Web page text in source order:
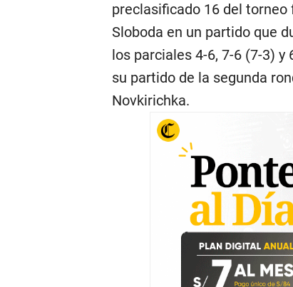
preclasificado 16 del
Sloboda en un partido que
los parciales 4-6, 7-6 (7-3)
su partido de la segunda
Novkirichka.